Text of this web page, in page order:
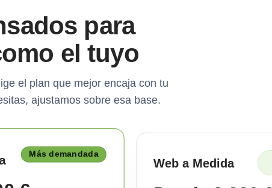
para
el tuyo
el plan que mejor encaja con tu
ajustamos sobre esa base.
Más demandada
Web a Medida